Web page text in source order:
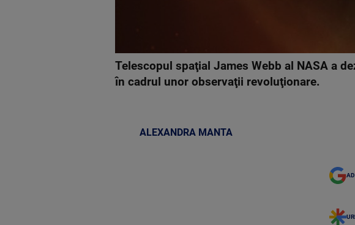
Telescopul spaţial James Webb al NASA a
în cadrul unor observaţii revoluţionare.
ALEXANDRA MANTA